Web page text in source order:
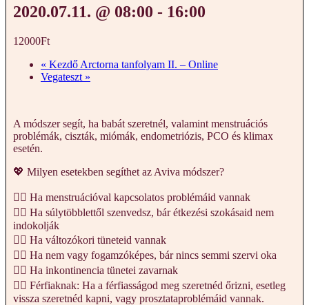
2020.07.11. @ 08:00 - 16:00
12000Ft
« Kezdő Arctorna tanfolyam II. – Online
Vegateszt »
A módszer segít, ha babát szeretnél, valamint menstruációs
problémák, ciszták, miómák, endometriózis, PCO és klimax
esetén.
💖 Milyen esetekben segíthet az Aviva módszer?
💁‍♀️ Ha menstruációval kapcsolatos problémáid vannak
💁‍♀️ Ha súlytöbblettől szenvedsz, bár étkezési szokásaid nem
indokolják
💁‍♀️ Ha változókori tüneteid vannak
💁‍♀️ Ha nem vagy fogamzóképes, bár nincs semmi szervi oka
💁‍♀️ Ha inkontinencia tünetei zavarnak
💁‍♀️ Férfiaknak: Ha a férfiasságod meg szeretnéd őrizni, esetleg
vissza szeretnéd kapni, vagy prosztataproblémáid vannak.